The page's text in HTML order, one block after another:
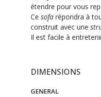
étendre pour vous
Ce sofa répondra à
construit avec une
Il est facile à
DIMENSIONS
GENERAL